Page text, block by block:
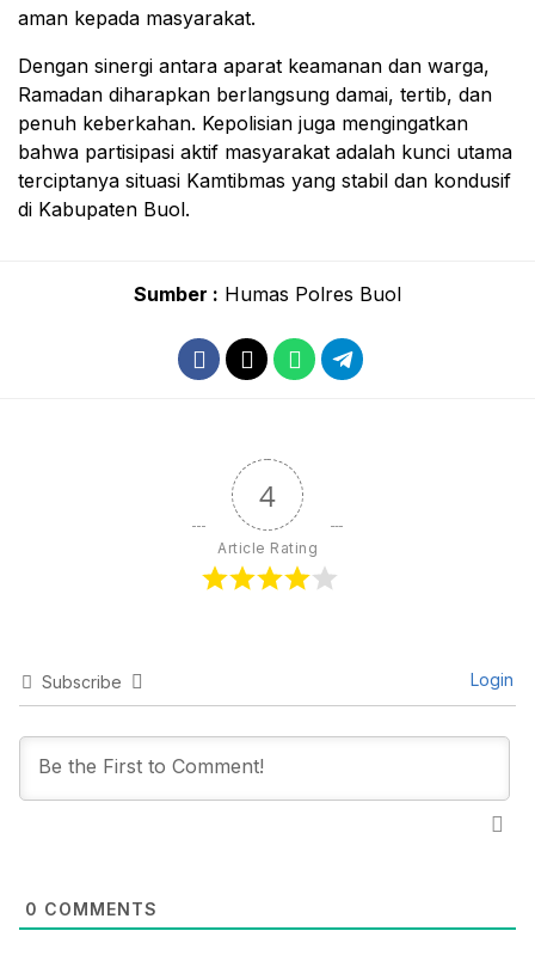
aman kepada masyarakat.
Dengan sinergi antara aparat keamanan dan warga,
Ramadan diharapkan berlangsung damai, tertib, dan
penuh keberkahan. Kepolisian juga mengingatkan
bahwa partisipasi aktif masyarakat adalah kunci utama
terciptanya situasi Kamtibmas yang stabil dan kondusif
di Kabupaten Buol.
Sumber : Humas Polres Buol
4
Article Rating
Subscribe Login
0 COMMENTS